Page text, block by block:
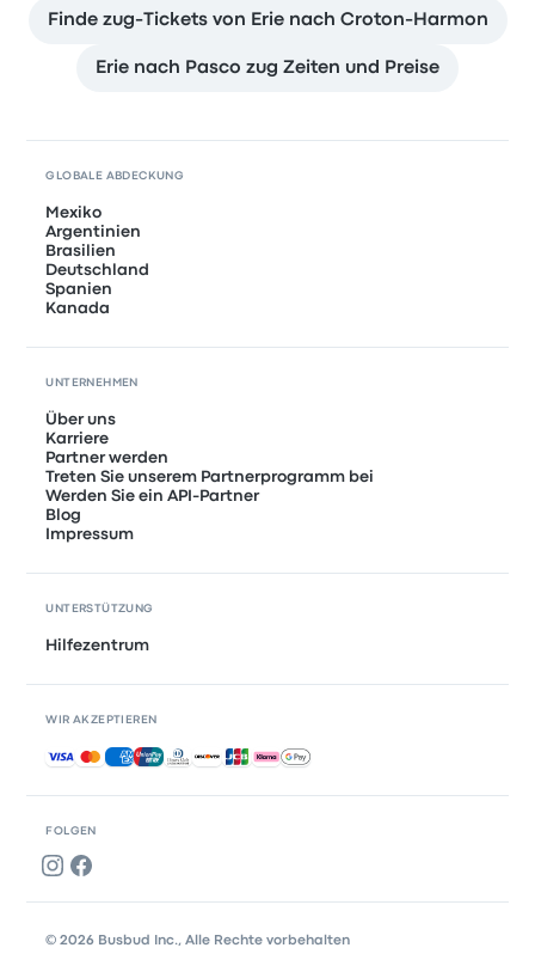
Finde zug-Tickets von Erie nach Croton-Harmon
Erie nach Pasco zug Zeiten und Preise
FOLGEN
GLOBALE ABDECKUNG
Mexiko
Argentinien
Brasilien
Deutschland
Spanien
Kanada
UNTERNEHMEN
Über uns
Karriere
Partner werden
Treten Sie unserem Partnerprogramm bei
Werden Sie ein API-Partner
Blog
Impressum
UNTERSTÜTZUNG
Hilfezentrum
WIR AKZEPTIEREN
Akzeptierte Zahlungsmethoden
© 2026 Busbud Inc., Alle Rechte vorbehalten